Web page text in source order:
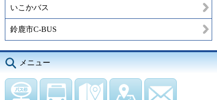
いこかバス
鈴鹿市C-BUS
メニュー